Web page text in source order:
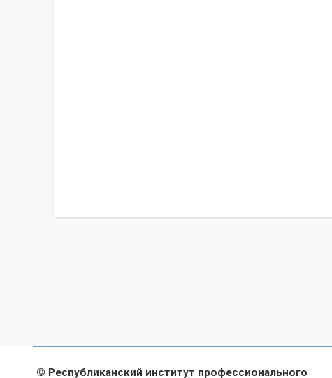
© Республиканский институт профессионального